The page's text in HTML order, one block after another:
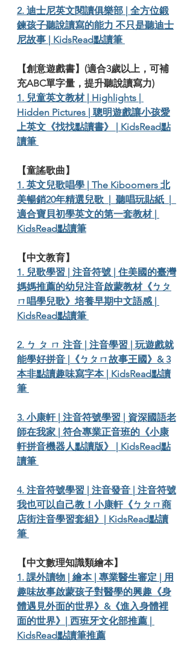
2. 迪士尼英文閱讀俱樂部 | 全方位鍛
鍊孩子聽說讀寫的能力 不只是聽迪士
尼故事 | KidsRead點讀筆
【創意遊戲書】(適合3歲以上，可補
充ABC單字量，提升聽說讀寫力)
1. 兒童英文教材 | Highlights |
Hidden Pictures | 聰明遊戲讓小孩愛
上英文《找找點讀書》 | KidsRead點
讀筆
【童謠歌曲】
1. 英文兒歌唱學 | The Kiboomers 北
美暢銷20年精選兒歌  |  聽唱玩貼紙  |
適合寶貝初學英文的第一套教材 |
KidsRead點讀筆
【中文教育】
1. 兒歌學習 | 注音符號 | 住美國的臺灣
媽媽推薦的幼兒注音啟蒙教材《ㄅㄆ
ㄇ唱學兒歌》培養早期中文語感 |
KidsRead點讀筆
2. ㄅ ㄆ ㄇ 注音 | 注音學習 | 玩遊戲就
能學好拼音 |《ㄅㄆㄇ故事王國》& 3
本非點讀趣味寫字本 | KidsRead點讀
筆
3. 小康軒 | 注音符號學習 | 資深國語老
師在我家 | 符合專業正音班的《小康
軒拼音機器人點讀版》 | KidsRead點
讀筆
4. 注音符號學習 | 注音發音 | 注音符號
我也可以自己教！小康軒《ㄅㄆㄇ商
店街注音學習套組》| KidsRead點讀
筆
【中文數理知識類繪本】
1. 課外讀物 | 繪本 | 專業醫生審定 | 用
趣味故事啟蒙孩子對醫學的興趣《身
體遇見外面的世界》&《進入身體裡
面的世界》| 西班牙文化部推薦 |
KidsRead點讀筆推薦